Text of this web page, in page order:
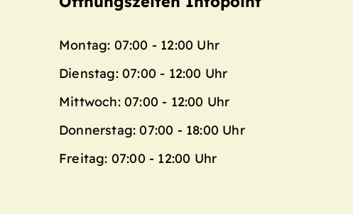
Montag: 07:00 - 12:00 Uhr
Dienstag: 07:00 - 12:00 Uhr
Mittwoch: 07:00 - 12:00 Uhr
Donnerstag: 07:00 - 18:00 Uhr
Freitag: 07:00 - 12:00 Uhr